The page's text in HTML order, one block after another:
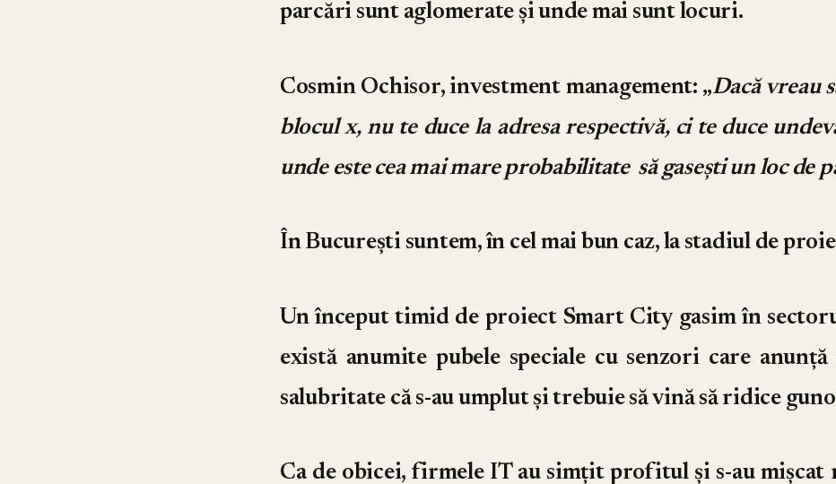
parcări sunt aglomerate și unde mai sunt locuri.
Cosmin Ochisor, investment management: „Dacă vreau
blocul x, nu te duce la adresa respectivă, ci te duce
unde estecea mai mareprobabilitate să gasești un loc de
În București suntem, în cel mai bun caz, la stadiul de
Un început timid de proiect Smart City gasim în
există anumite pubele speciale cu senzori care
salubritate că s-au umplut și trebuie să vină să ridice
Ca de obicei, firmele IT au simțit profitul și s-au mișcat